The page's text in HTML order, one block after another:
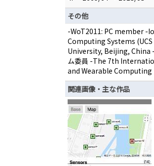
その他
-WoT2011: PC member -
Computing Systems
University, Beijing, China
ム委員 -The 7th
and Wearable Computing
関連画像・主な作品